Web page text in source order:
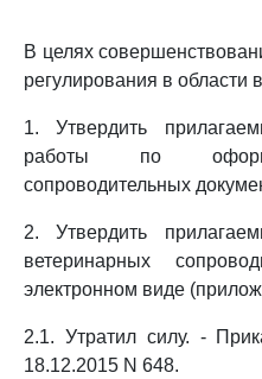
В целях
регулирования в области
1. Утвердить
работы по
сопроводительных
2. Утвердить
ветеринарных
электронном виде
2.1. Утратил силу. -
18.12.2015 N 648.